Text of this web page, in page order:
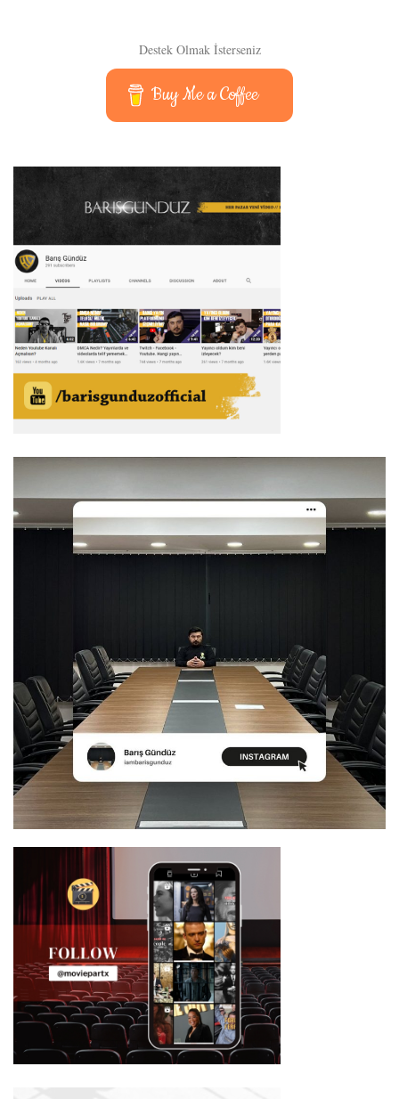
Destek Olmak İsterseniz
Buy Me a Coffee